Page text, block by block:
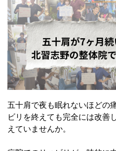
五十肩で夜も眠れないほどの
ビリを終えても完全には改善
えていませんか。